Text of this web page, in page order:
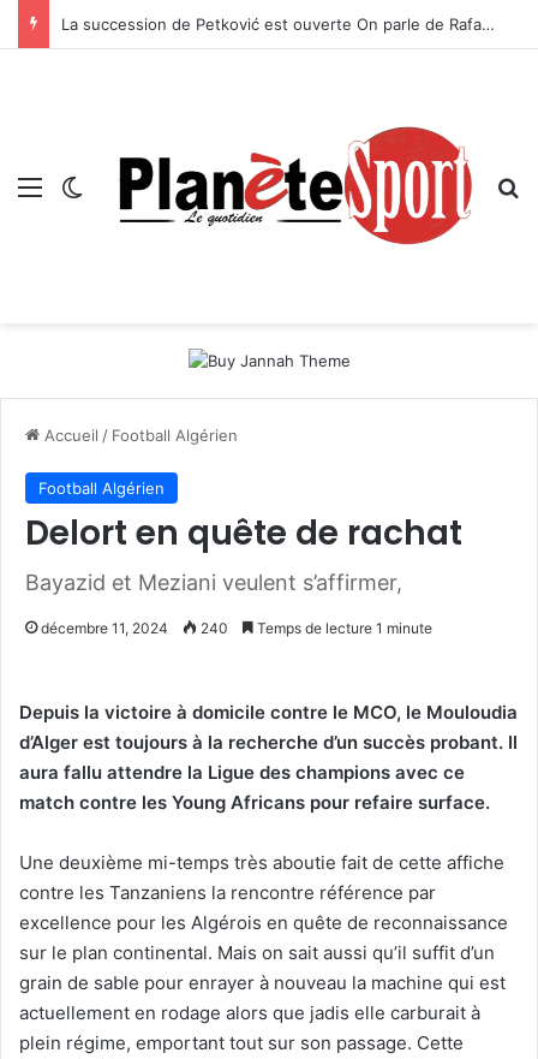
La succession de Petković est ouverte On parle de Rafael Benítez et Roberto Martínez
Menu Switch skin
Accueil / Football Algérien
Football Algérien
Delort en quête de rachat
Bayazid et Meziani veulent s’affirmer,
décembre 11, 2024 240 Temps de lecture 1 minute
Depuis la victoire à domicile contre le MCO, le Mouloudia
d’Alger est toujours à la recherche d’un succès probant. Il
aura fallu attendre la Ligue des champions avec ce
match contre les Young Africans pour refaire surface.
Une deuxième mi-temps très aboutie fait de cette affiche
contre les Tanzaniens la rencontre référence par
excellence pour les Algérois en quête de reconnaissance
sur le plan continental. Mais on sait aussi qu’il suffit d’un
grain de sable pour enrayer à nouveau la machine qui est
actuellement en rodage alors que jadis elle carburait à
plein régime, emportant tout sur son passage. Cette